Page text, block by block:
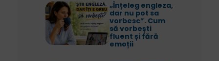
„Înțeleg engleza,
dar nu pot sa
vorbesc”. Cum
să vorbești
fluent și fără
emoții